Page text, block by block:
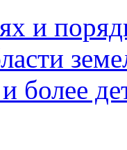
и
более